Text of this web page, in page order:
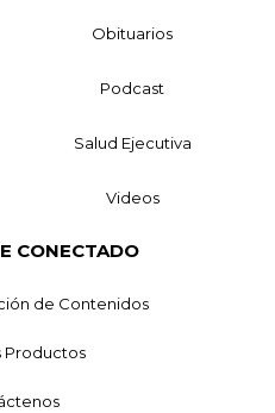
Obituarios
Podcast
Salud Ejecutiva
Videos
CONECTADO
de Contenidos
Productos